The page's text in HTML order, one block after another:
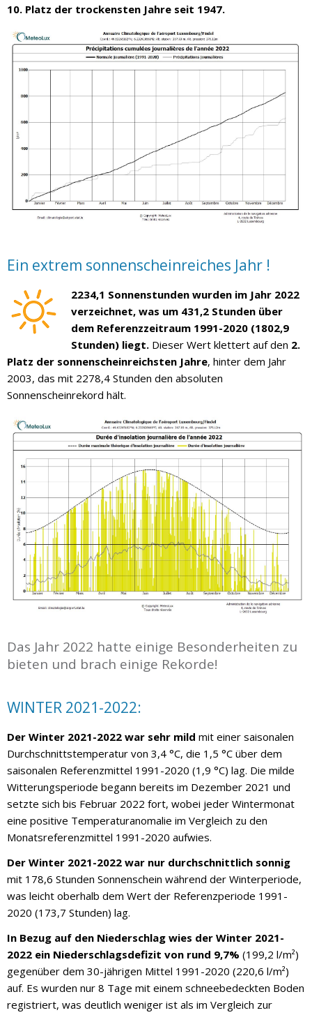
10. Platz der trockensten Jahre seit 1947.
Ein extrem sonnenscheinreiches Jahr !
2234,1 Sonnenstunden wurden im Jahr 2022
verzeichnet, was um 431,2 Stunden über
dem Referenzzeitraum 1991-2020 (1802,9
Stunden) liegt. Dieser Wert klettert auf den 2.
Platz der sonnenscheinreichsten Jahre, hinter dem Jahr
2003, das mit 2278,4 Stunden den absoluten
Sonnenscheinrekord hält.
Das Jahr 2022 hatte einige Besonderheiten zu
bieten und brach einige Rekorde!
WINTER 2021-2022:
Der Winter 2021-2022 war sehr mild mit einer saisonalen
Durchschnittstemperatur von 3,4 °C, die 1,5 °C über dem
saisonalen Referenzmittel 1991-2020 (1,9 °C) lag. Die milde
Witterungsperiode begann bereits im Dezember 2021 und
setzte sich bis Februar 2022 fort, wobei jeder Wintermonat
eine positive Temperaturanomalie im Vergleich zu den
Monatsreferenzmittel 1991-2020 aufwies.
Der Winter 2021-2022 war nur durchschnittlich sonnig
mit 178,6 Stunden Sonnenschein während der Winterperiode,
was leicht oberhalb dem Wert der Referenzperiode 1991-
2020 (173,7 Stunden) lag.
In Bezug auf den Niederschlag wies der Winter 2021-
2022 ein Niederschlagsdefizit von rund 9,7% (199,2 l/m²)
gegenüber dem 30-jährigen Mittel 1991-2020 (220,6 l/m²)
auf. Es wurden nur 8 Tage mit einem schneebedeckten Boden
registriert, was deutlich weniger ist als im Vergleich zur